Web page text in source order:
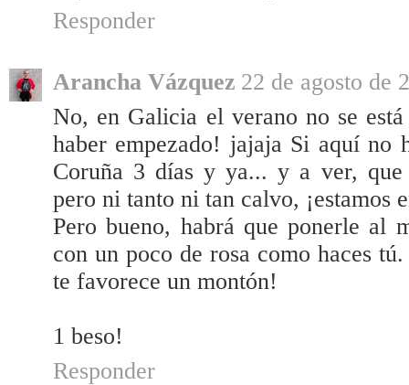
Responder
Arancha Vázquez 22 de agosto de
No, en Galicia el verano no se
haber empezado! jajaja Si aquí no
Coruña 3 días y ya... y a ver,
pero ni tanto ni tan calvo, ¡estamos
Pero bueno, habrá que ponerle al
con un poco de rosa como haces
te favorece un montón!
1 beso!
Responder